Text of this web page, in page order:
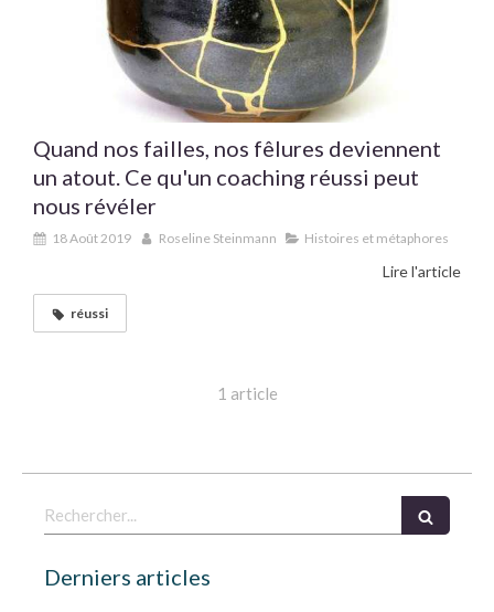
Quand nos failles, nos fêlures deviennent
un atout. Ce qu'un coaching réussi peut
nous révéler
18 Août 2019 Roseline Steinmann Histoires et métaphores
Lire l'article
réussi
1 article
Rechercher
Derniers articles